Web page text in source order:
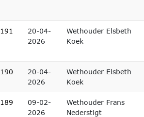
191
20-04-
2026
Wethouder Elsbeth
Koek
190
20-04-
2026
Wethouder Elsbeth
Koek
189
09-02-
2026
Wethouder Frans
Nederstigt